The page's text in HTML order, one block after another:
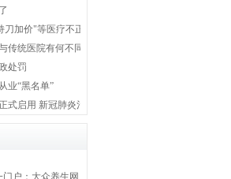
加价"等医疗不正之风
传统医院有何不同？国家卫健委权威解答！
处罚
业“黑名单”
式启用 新冠肺炎治疗药品全部纳入医保
户：大众养生网